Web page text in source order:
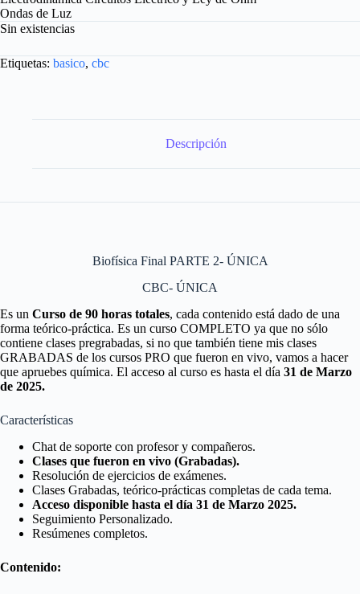
Ondas de Luz
Sin existencias
Etiquetas: basico, cbc
Descripción
Biofísica Final PARTE 2- ÚNICA
CBC- ÚNICA
Es un Curso de 90 horas totales, cada contenido está dado de una
forma teórico-práctica. Es un curso COMPLETO ya que no sólo
contiene clases pregrabadas, si no que también tiene mis clases
GRABADAS de los cursos PRO que fueron en vivo, vamos a hacer
que apruebes química. El acceso al curso es hasta el día 31 de Marzo
de 2025.
Características
Chat de soporte con profesor y compañeros.
Clases que fueron en vivo (Grabadas).
Resolución de ejercicios de exámenes.
Clases Grabadas, teórico-prácticas completas de cada tema.
Acceso disponible hasta el día 31 de Marzo 2025.
Seguimiento Personalizado.
Resúmenes completos.
Contenido: